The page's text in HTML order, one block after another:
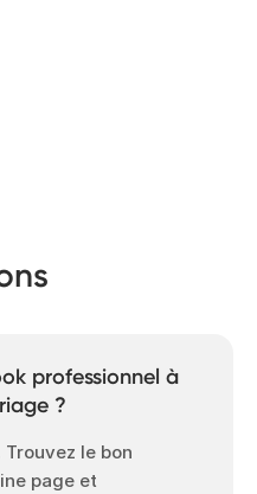
professionnel à
?
Trouvez le bon
page et